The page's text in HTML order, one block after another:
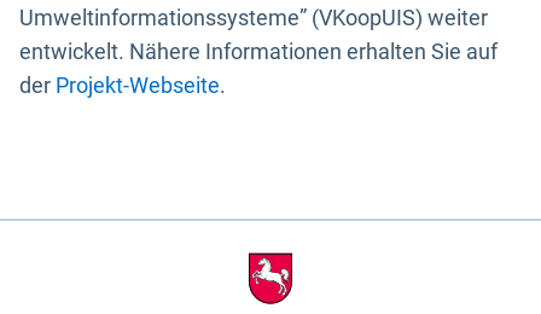
Umweltinformationssysteme” (VKoopUIS) weiter
entwickelt. Nähere Informationen erhalten Sie auf
der Projekt-Webseite.